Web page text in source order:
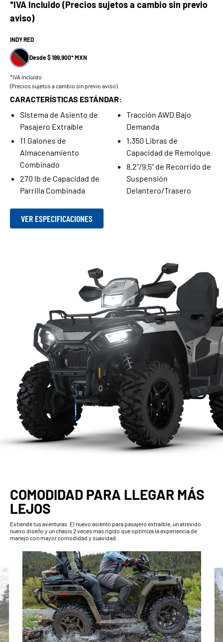
*IVA Incluido (Precios sujetos a cambio sin previo
aviso)
INDY RED
Desde $ 199,900* MXN
*IVA Incluido
(Precios sujetos a cambio sin previo aviso).
CARACTERÍSTICAS ESTÁNDAR:
Sistema de Asiento de
Pasajero Extraíble
11 Galones de
Almacenamiento
Combinado
270 lb de Capacidad de
Parrilla Combinada
Tracción AWD Bajo
Demanda
1,350 Libras de
Capacidad de Remolque
8.2"/9.5" de Recorrido de
Suspensión
Delantero/Trasero
VER ESPECIFICACIONES
COMODIDAD PARA LLEGAR MÁS
LEJOS
Extiende tus aventuras. El nuevo asiento para pasajero extraíble, un atrevido
nuevo diseño y un chasis 2 veces más rígido que optimiza la experiencia de
manejo con mayor comodidad y suavidad.